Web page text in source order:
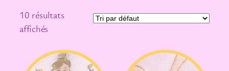
10 résultats
affichés